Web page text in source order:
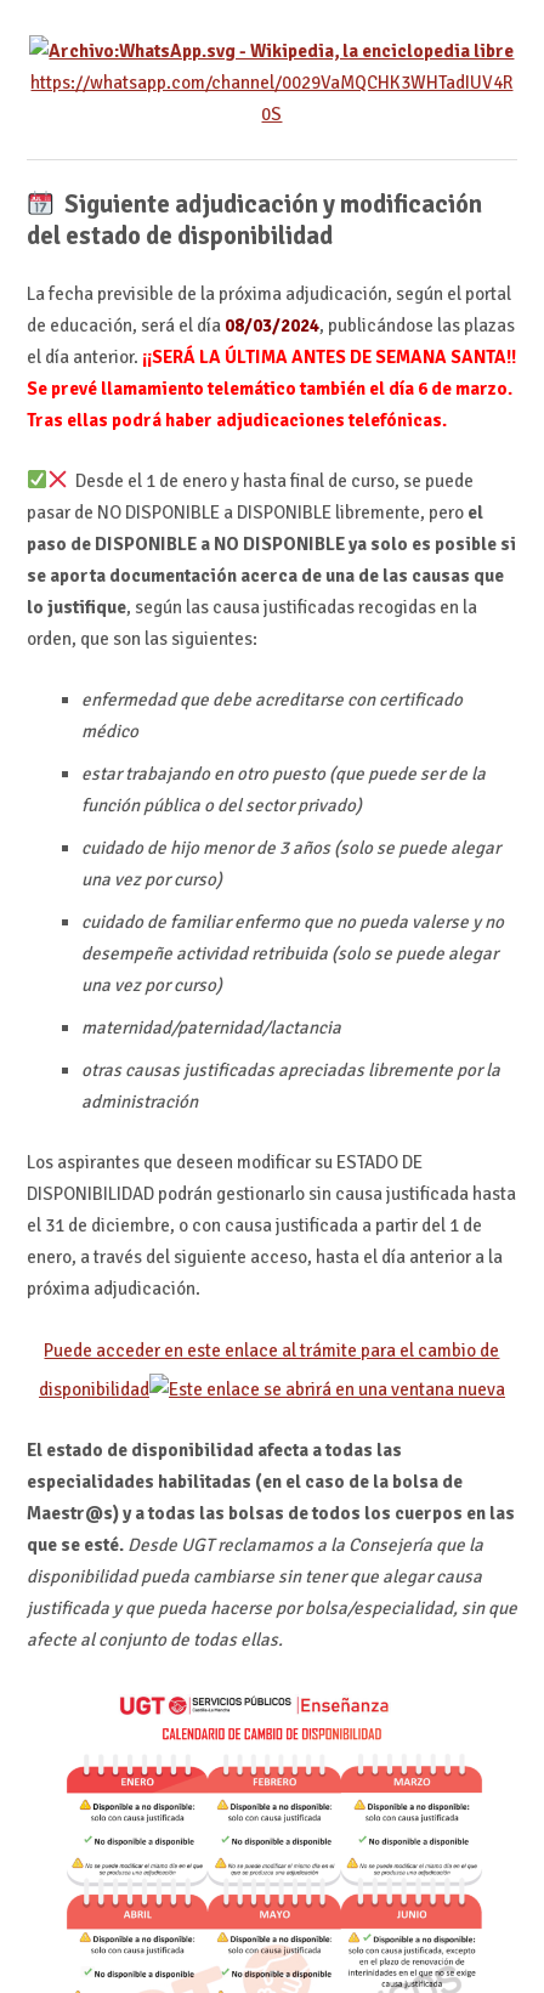
https://whatsapp.com/channel/0029VaMQCHK3WHTadIUV4R
0S
Siguiente adjudicación y modificación
del estado de disponibilidad
La fecha previsible de la próxima adjudicación, según el portal
de educación, será el día 08/03/2024, publicándose las plazas
el día anterior. ¡¡SERÁ LA ÚLTIMA ANTES DE SEMANA SANTA!!
Se prevé llamamiento telemático también el día 6 de marzo.
Tras ellas podrá haber adjudicaciones telefónicas.
Desde el 1 de enero y hasta final de curso, se puede
pasar de NO DISPONIBLE a DISPONIBLE libremente, pero el
paso de DISPONIBLE a NO DISPONIBLE ya solo es posible si
se aporta documentación acerca de una de las causas que
lo justifique, según las causa justificadas recogidas en la
orden, que son las siguientes:
enfermedad que debe acreditarse con certificado
médico
estar trabajando en otro puesto (que puede ser de la
función pública o del sector privado)
cuidado de hijo menor de 3 años (solo se puede alegar
una vez por curso)
cuidado de familiar enfermo que no pueda valerse y no
desempeñe actividad retribuida (solo se puede alegar
una vez por curso)
maternidad/paternidad/lactancia
otras causas justificadas apreciadas libremente por la
administración
Los aspirantes que deseen modificar su ESTADO DE
DISPONIBILIDAD podrán gestionarlo sin causa justificada hasta
el 31 de diciembre, o con causa justificada a partir del 1 de
enero, a través del siguiente acceso, hasta el día anterior a la
próxima adjudicación.
Puede acceder en este enlace al trámite para el cambio de
disponibilidad
El estado de disponibilidad afecta a todas las
especialidades habilitadas (en el caso de la bolsa de
Maestr@s) y a todas las bolsas de todos los cuerpos en las
que se esté. Desde UGT reclamamos a la Consejería que la
disponibilidad pueda cambiarse sin tener que alegar causa
justificada y que pueda hacerse por bolsa/especialidad, sin que
afecte al conjunto de todas ellas.